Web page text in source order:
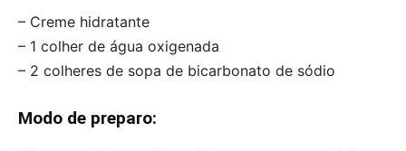
– Creme hidratante
– 1 colher de água oxigenada
– 2 colheres de sopa de bicarbonato de sódio
Modo de preparo: